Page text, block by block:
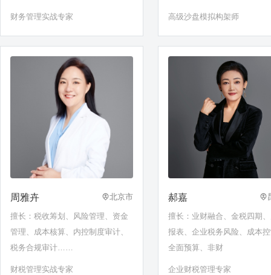
财务管理实战专家 高级沙盘模拟构架师
周雅卉 北京市
擅长：税收筹划、风险管理、资金
管理、成本核算、内控制度审计、
税务合规审计……
财税管理实战专家
郝嘉
擅长：业财融合、金税四期
报表、企业税务风险、成本
全面预算、非财
企业财税管理专家